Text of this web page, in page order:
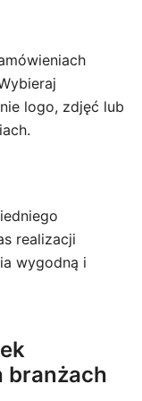
logo, zdjęć lub
realizacji
wygodną i
branżach